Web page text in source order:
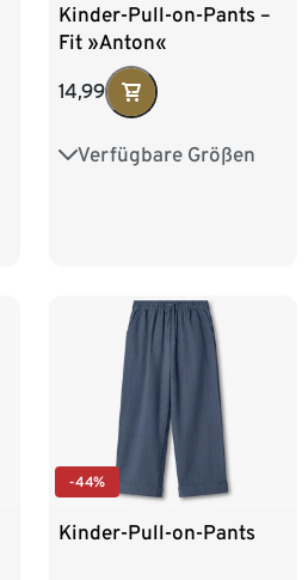
Kinder-Pull-on-Pants –
Fit »Anton«
14,99
Verfügbare Größen
86/92 98/104
-44%
Kinder-Pull-on-Pants